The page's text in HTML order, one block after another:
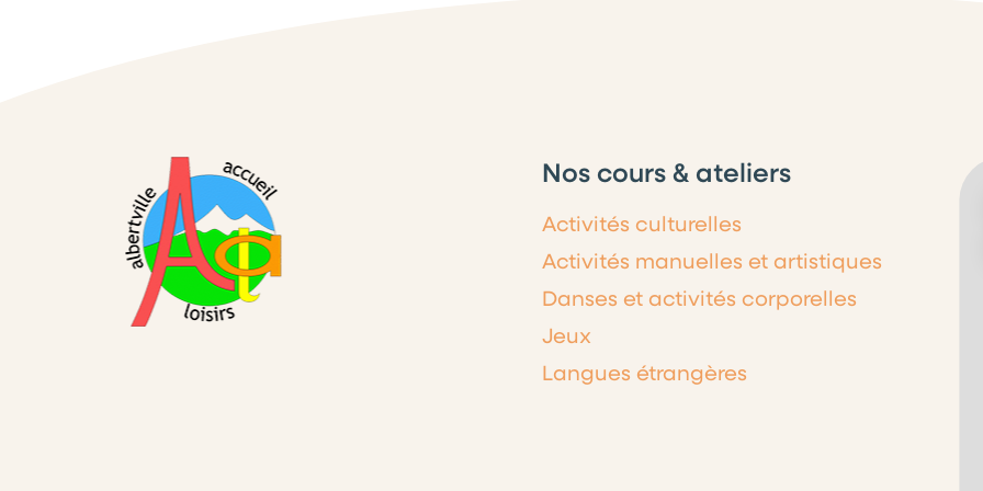
Nos cours & ateliers
Activités culturelles
Activités manuelles et artistiques
Danses et activités corporelles
Jeux
Langues étrangères